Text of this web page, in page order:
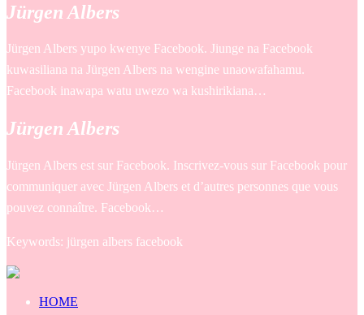
Jürgen Albers
Jürgen Albers yupo kwenye Facebook. Jiunge na Facebook
kuwasiliana na Jürgen Albers na wengine unaowafahamu.
Facebook inawapa watu uwezo wa kushirikiana…
Jürgen Albers
Jürgen Albers est sur Facebook. Inscrivez-vous sur Facebook pour
communiquer avec Jürgen Albers et d’autres personnes que vous
pouvez connaître. Facebook…
Keywords: jürgen albers facebook
HOME